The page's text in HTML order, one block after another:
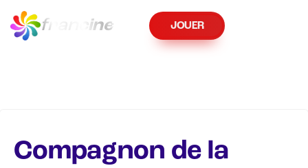
fran cine JOUER
Compagnon de la